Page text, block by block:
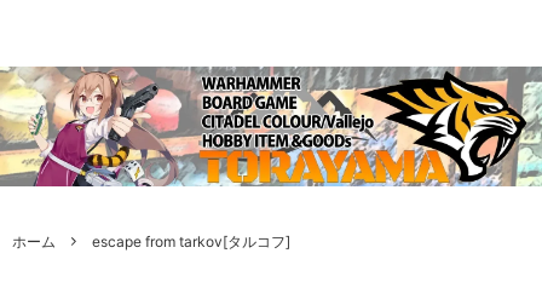
ホーム escape from tarkov[タルコフ]